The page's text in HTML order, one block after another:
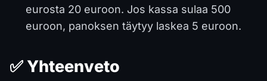
eurosta 20 euroon. Jos kassa sulaa 500
euroon, panoksen täytyy laskea 5 euroon.
✅ Yhteenveto